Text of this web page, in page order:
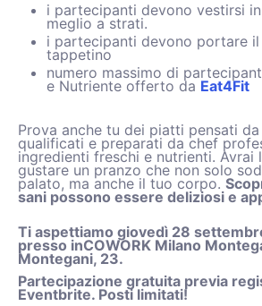
i partecipanti devono vestirsi
meglio a strati.
i partecipanti devono portare
tappetino
numero massimo di
e Nutriente offerto da Eat4Fit
Prova anche tu dei piatti pensati
qualificati e preparati da chef
ingredienti freschi e nutrienti.
gustare un pranzo che non solo
palato, ma anche il tuo corpo.
sani possono essere deliziosi e
Ti aspettiamo giovedì 28
presso inCOWORK Milano
Montegani, 23.
Partecipazione gratuita previa
Eventbrite. Posti limitati!